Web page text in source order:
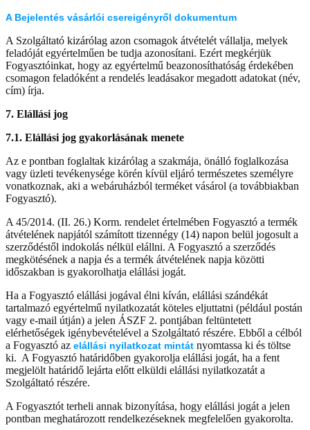
A Bejelentés vásárlói csereigényről dokumentum
A Szolgáltató kizárólag azon csomagok átvételét vállalja, melyek
feladóját egyértelműen be tudja azonosítani. Ezért megkérjük
Fogyasztóinkat, hogy az egyértelmű beazonosíthatóság érdekében
csomagon feladóként a rendelés leadásakor megadott adatokat (név,
cím) írja.
7. Elállási jog
7.1. Elállási jog gyakorlásának menete
Az e pontban foglaltak kizárólag a szakmája, önálló foglalkozása
vagy üzleti tevékenysége körén kívül eljáró természetes személyre
vonatkoznak, aki a webáruházból terméket vásárol (a továbbiakban
Fogyasztó).
A 45/2014. (II. 26.) Korm. rendelet értelmében Fogyasztó a termék
átvételének napjától számított tizennégy (14) napon belül jogosult a
szerződéstől indokolás nélkül elállni. A Fogyasztó a szerződés
megkötésének a napja és a termék átvételének napja közötti
időszakban is gyakorolhatja elállási jogát.
Ha a Fogyasztó elállási jogával élni kíván, elállási szándékát
tartalmazó egyértelmű nyilatkozatát köteles eljuttatni (például postán
vagy e-mail útján) a jelen ÁSZF 2. pontjában feltüntetett
elérhetőségek igénybevételével a Szolgáltató részére. Ebből a célból
a Fogyasztó az elállási nyilatkozat mintát nyomtassa ki és töltse
ki. A Fogyasztó határidőben gyakorolja elállási jogát, ha a fent
megjelölt határidő lejárta előtt elküldi elállási nyilatkozatát a
Szolgáltató részére.
A Fogyasztót terheli annak bizonyítása, hogy elállási jogát a jelen
pontban meghatározott rendelkezéseknek megfelelően gyakorolta.